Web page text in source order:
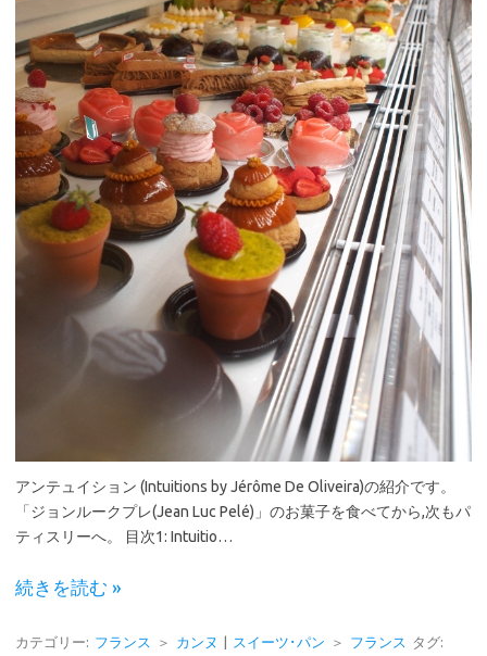
アンテュイション (Intuitions by Jérôme De Oliveira)の紹介です。
「ジョンルークプレ(Jean Luc Pelé)」のお菓子を食べてから,次もパ
ティスリーへ。 目次1: Intuitio…
続きを読む »
カテゴリー: フランス ＞ カンヌ | スイーツ･パン ＞ フランス
タグ: